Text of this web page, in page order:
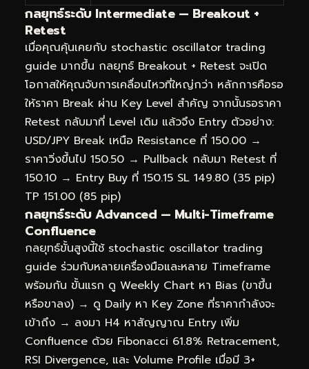
กลยุทธ์ระดับ Intermediate — Breakout +
Retest
เมื่อคุณคุ้นเคยกับ stochastic oscillator trading
guide มากขึ้น กลยุทธ์ Breakout + Retest จะเปิด
โอกาสให้คุณจับการเคลื่อนไหวที่ใหญ่กว่า หลักการคือรอ
ให้ราคา Break ผ่าน Key Level สำคัญ จากนั้นรอราคา
Retest กลับมาที่ Level เดิม แล้วจึง Entry ตัวอย่าง:
USD/JPY Break เหนือ Resistance ที่ 150.00 →
ราคาวิ่งขึ้นไป 150.50 → Pullback กลับมา Retest ที่
150.10 → Entry Buy ที่ 150.15 SL 149.80 (35 pip)
TP 151.00 (85 pip)
กลยุทธ์ระดับ Advanced — Multi-Timeframe
Confluence
กลยุทธ์ขั้นสูงนี้ใช้ stochastic oscillator trading
guide ร่วมกับหลายเครื่องมือและหลาย Timeframe
พร้อมกัน ขั้นแรก ดู Weekly Chart หา Bias (ขาขึ้น
หรือขาลง) → ดู Daily หา Key Zone ที่ราคากำลังจะ
เข้าถึง → ลงมา H4 หาสัญญาณ Entry เพิ่ม
Confluence ด้วย Fibonacci 61.8% Retracement,
RSI Divergence, และ Volume Profile เมื่อมี 3+